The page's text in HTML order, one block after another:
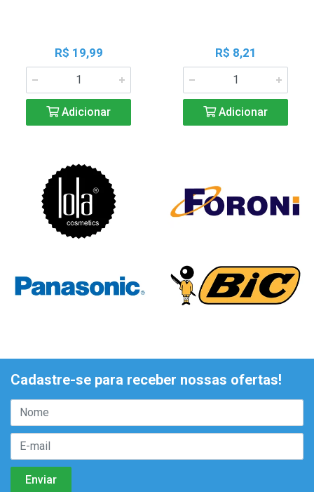
R$ 19,99
Adicionar
R$ 8,21
Adicionar
Cadastre-se para receber nossas ofertas!